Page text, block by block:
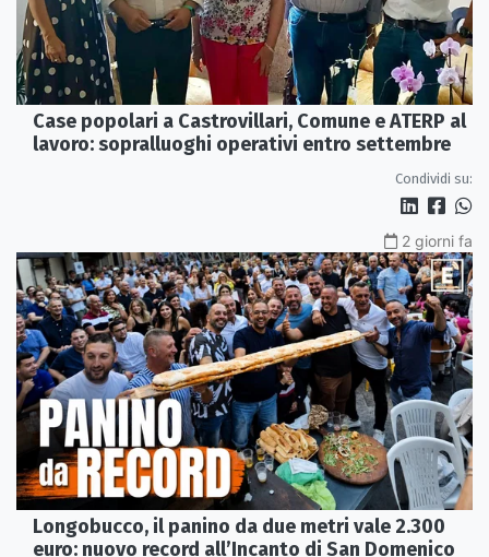
Case popolari a Castrovillari, Comune e ATERP al
lavoro: sopralluoghi operativi entro settembre
Condividi su:
2 giorni fa
Longobucco, il panino da due metri vale 2.300
euro: nuovo record all’Incanto di San Domenico